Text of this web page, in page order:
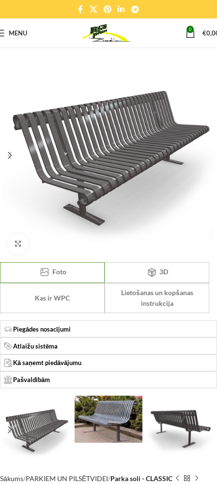
MENU 0 €
Foto 3D
Kas ir WPC
Lietošanas un kopšanas
instrukcija
Piegādes nosacījumi
Atlaižu sistēma
Kā saņemt piedāvājumu
Pašvaldībām
Sākums PARKIEM UN PILSĒTVIDEI Parka soli - CLASSIC